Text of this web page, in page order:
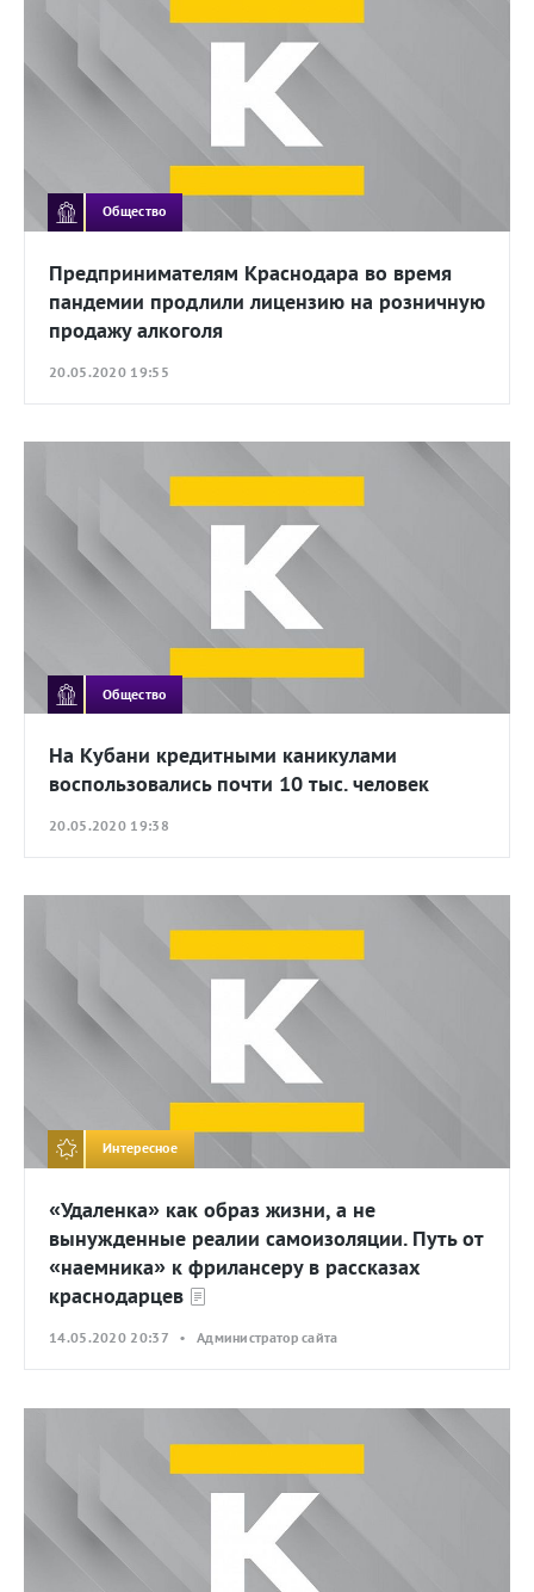
Общество
Предпринимателям Краснодара во время
пандемии продлили лицензию на розничную
продажу алкоголя
20.05.2020 19:55
Общество
На Кубани кредитными каникулами
воспользовались почти 10 тыс. человек
20.05.2020 19:38
Интересное
«Удаленка» как образ жизни, а не
вынужденные реалии самоизоляции. Путь от
«наемника» к фрилансеру в рассказах
краснодарцев
14.05.2020 20:37 • Администратор сайта